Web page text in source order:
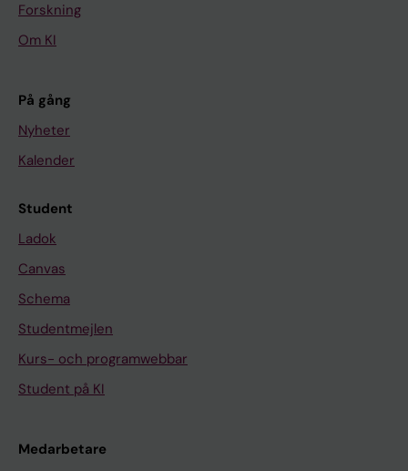
Forskning
Om KI
På gång
Nyheter
Kalender
Student
Ladok
Canvas
Schema
Studentmejlen
Kurs- och programwebbar
Student på KI
Medarbetare